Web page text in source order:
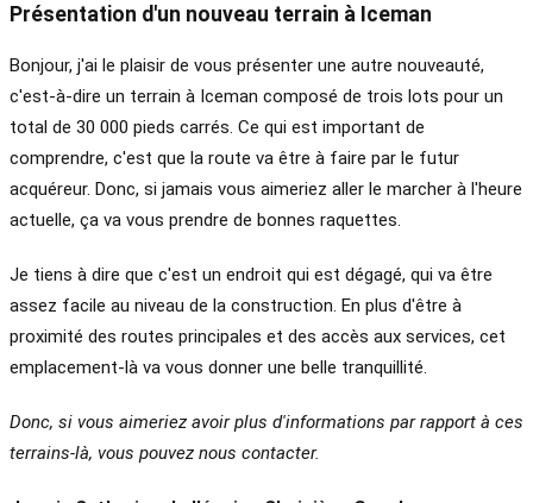
Présentation d'un nouveau terrain à Iceman
Bonjour, j'ai le plaisir de vous présenter une autre nouveauté,
c'est-à-dire un terrain à Iceman composé de trois lots pour un
total de 30 000 pieds carrés. Ce qui est important de
comprendre, c'est que la route va être à faire par le futur
acquéreur. Donc, si jamais vous aimeriez aller le marcher à l'heure
actuelle, ça va vous prendre de bonnes raquettes.
Je tiens à dire que c'est un endroit qui est dégagé, qui va être
assez facile au niveau de la construction. En plus d'être à
proximité des routes principales et des accès aux services, cet
emplacement-là va vous donner une belle tranquillité.
Donc, si vous aimeriez avoir plus d'informations par rapport à ces
terrains-là, vous pouvez nous contacter.